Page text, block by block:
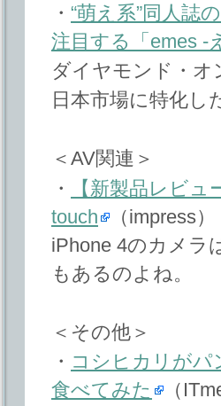
・ “萌え系”同人誌
注目する「emes -
ダイヤモンド・オ
日本市場に特化
＜AV関連＞
・
【新製品レビ
touch
（impress）
iPhone 4のカメラ
もあるのよね。
＜その他＞
・ コシヒカリがパ
食べてみた
（